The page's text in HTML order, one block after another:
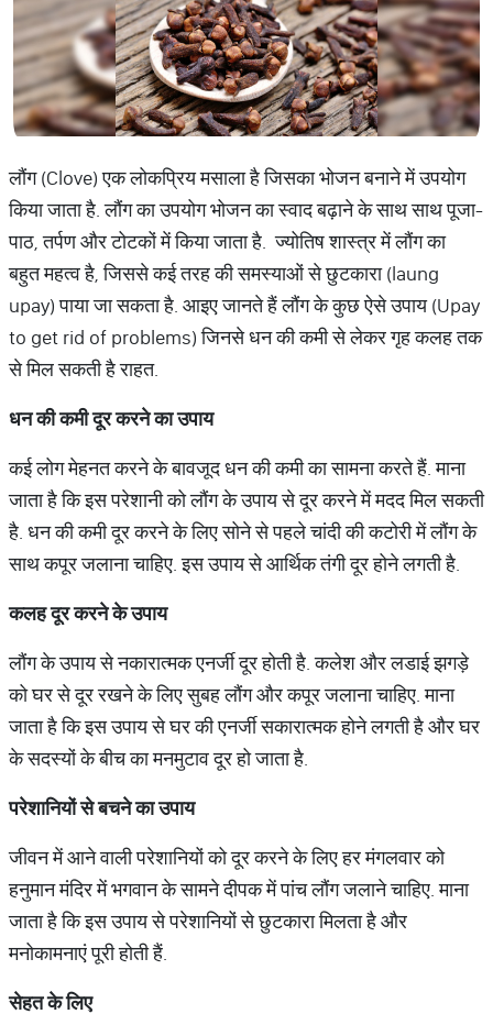
लौंग (Clove) एक लोकप्रिय मसाला है जिसका भोजन बनाने में उपयोग
किया जाता है. लौंग का उपयोग भोजन का स्वाद बढ़ाने के साथ साथ पूजा-
पाठ, तर्पण और टोटकों में किया जाता है. ज्योतिष शास्त्र में लौंग का
बहुत महत्व है, जिससे कई तरह की समस्याओं से छुटकारा (laung
upay) पाया जा सकता है. आइए जानते हैं लौंग के कुछ ऐसे उपाय (Upay
to get rid of problems) जिनसे धन की कमी से लेकर गृह कलह तक
से मिल सकती है राहत.
धनकीकमीदूरकरनेकाउपाय
कई लोग मेहनत करने के बावजूद धन की कमी का सामना करते हैं. माना
जाता है कि इस परेशानी को लौंग के उपाय से दूर करने में मदद मिल सकती
है. धन की कमी दूर करने के लिए सोने से पहले चांदी की कटोरी में लौंग के
साथ कपूर जलाना चाहिए. इस उपाय से आर्थिक तंगी दूर होने लगती है.
कलहदूरकरनेकेउपाय
लौंग के उपाय से नकारात्मक एनर्जी दूर होती है. कलेश और लडाई झगड़े
को घर से दूर रखने के लिए सुबह लौंग और कपूर जलाना चाहिए. माना
जाता है कि इस उपाय से घर की एनर्जी सकारात्मक होने लगती है और घर
के सदस्यों के बीच का मनमुटाव दूर हो जाता है.
परेशानियोंसेबचनेकाउपाय
जीवन में आने वाली परेशानियों को दूर करने के लिए हर मंगलवार को
हनुमान मंदिर में भगवान के सामने दीपक में पांच लौंग जलाने चाहिए. माना
जाता है कि इस उपाय से परेशानियों से छुटकारा मिलता है और
मनोकामनाएं पूरी होती हैं.
सेहतकेलिए